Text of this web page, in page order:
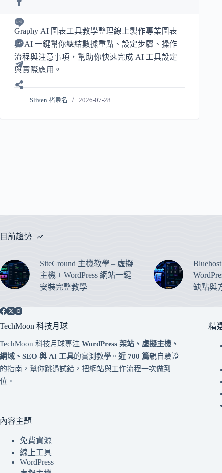
Graphy AI 圖表工具教學整理線上製作專業圖表
與 AI 一鍵幫你總結數據重點、設定步驟、操作
流程與注意事項，幫助你快速完成 AI 工具設定
與實際應用。
Sliven 褚崇名 2026-07-28
目前趨勢
SiteGround 主機教學 – 虛擬
主機 + WordPress 網站一鍵
安裝完整教學
缺點與
TechMoon 科技月球
TechMoon 科技月球專注 WordPress 架站、虛擬主機、
網域、SEO 與 AI 工具的實測教學。 近 700 篇親自驗證
的指南，幫你跳過試錯，把網站與工作流程一次做到
位。
內容主題
免費資源
線上工具
WordPress
精